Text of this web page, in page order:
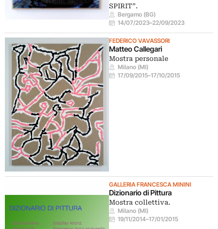
SPIRIT”.
Bergamo (BG)
14/07/2023–22/09/2023
FEDERICO VAVASSORI
Matteo Callegari
Mostra personale
Milano (MI)
17/09/2015–17/10/2015
GALLERIA FRANCESCA MININI
Dizionario di Pittura
Mostra collettiva.
Milano (MI)
19/11/2014–17/01/2015